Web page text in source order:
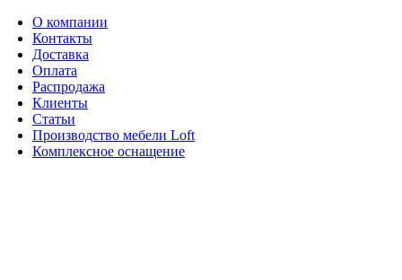
О компании
Контакты
Доставка
Оплата
Распродажа
Клиенты
Статьи
Производство мебели Loft
Комплексное оснащение